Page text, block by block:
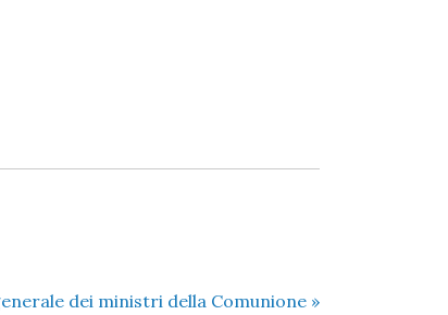
dei ministri della Comunione »